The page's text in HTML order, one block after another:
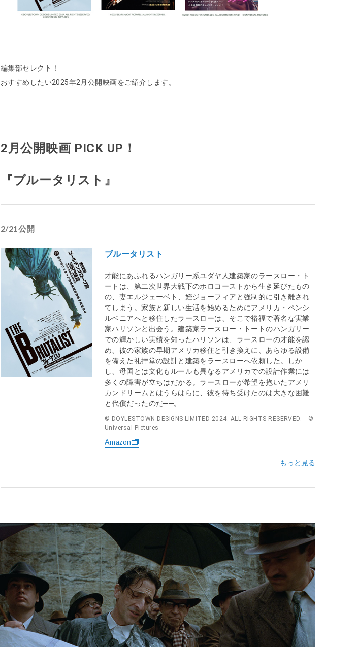
編集部セレクト！
おすすめしたい2025年2月公開映画をご紹介します。
2月公開映画 PICK UP！
『ブルータリスト』
2/21公開
ブルータリスト
才能にあふれるハンガリー系ユダヤ⼈建築家のラースロー・ト
ートは、第⼆次世界⼤戦下のホロコーストから⽣き延びたもの
の、妻エルジェーベト、姪ジョーフィアと強制的に引き離され
てしまう。家族と新しい⽣活を始めるためにアメリカ・ペンシ
ルベニアへと移住したラースローは、そこで裕福で著名な実業
家ハリソンと出会う。建築家ラースロー・トートのハンガリー
での輝かしい実績を知ったハリソンは、ラースローの才能を認
め、彼の家族の早期アメリカ移住と引き換えに、あらゆる設備
を備えた礼拝堂の設計と建築をラースローへ依頼した。しか
し、⺟国とは⽂化もルールも異なるアメリカでの設計作業には
多くの障害が⽴ちはだかる。ラースローが希望を抱いたアメリ
カンドリームとはうらはらに、彼を待ち受けたのは⼤きな困難
と代償だったのだ──。
© DOYLESTOWN DESIGNS LIMITED 2024. ALL RIGHTS RESERVED. ©
Universal Pictures
Amazon